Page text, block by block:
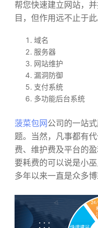
帮您快速建立网站，
目，但作用远不止于此
域名
服务器
网站维护
漏洞防御
支付系统
多功能后台系统
菠菜包网 公司的一站
题。当然，凡事都有
费、维护费及平台的
要耗费的可以说是小
多年以来一直是众多